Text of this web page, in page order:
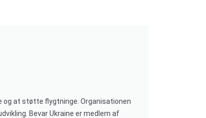
at støtte flygtninge. Organisationen
Bevar Ukraine er medlem af